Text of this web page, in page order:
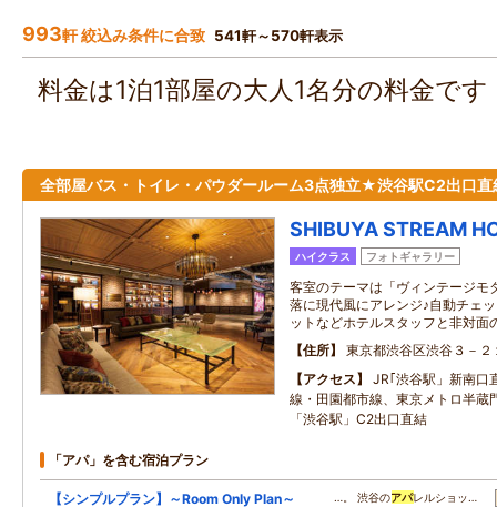
993軒 絞込み条件に合致 541軒～570軒表示
料金は1泊1部屋の大人1名分の料金で
全部屋バス・トイレ・パウダールーム3点独立★渋谷駅C2出口直
SHIBUYA STREAM
ハイクラス フォトギャラリー
客室のテーマは「ヴィンテージモ
落に現代風にアレンジ♪自動チェ
ットなどホテルスタッフと非対面
住所
東京都渋谷区渋谷３－２
アクセス
JR｢渋谷駅」新南口
線・田園都市線、東京メトロ半蔵
「渋谷駅」C2出口直結
「アパ」を含む宿泊プラン
【シンプルプラン】～Room Only Plan～
…。 渋谷のアパレルショッ…